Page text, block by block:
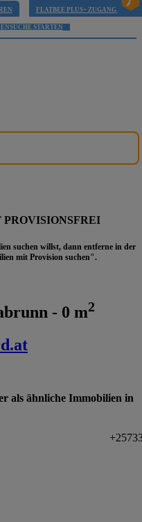
FLATBEE PLUS+ ZUGANG
STARTEN
PROVISIONSFREI
suchen willst, dann entferne in der
mit Provision suchen".
- 0 m2
als ähnliche Immobilien in